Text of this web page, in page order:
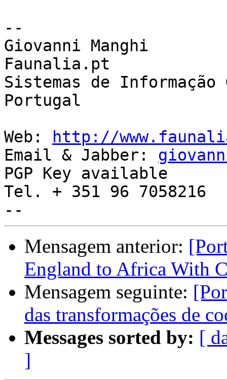
--
Giovanni Manghi
Faunalia.pt
Sistemas de Informação
Portugal
Web:
http://
Email & Jabber:
PGP Key available
Tel. + 351 96 7058216
Mensagem anterior:
England to Africa With
Mensagem seguinte:
das transformações de
Messages sorted by: [
]